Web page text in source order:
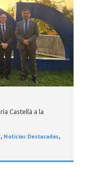
Castellà a la
, Noticias Destacadas,